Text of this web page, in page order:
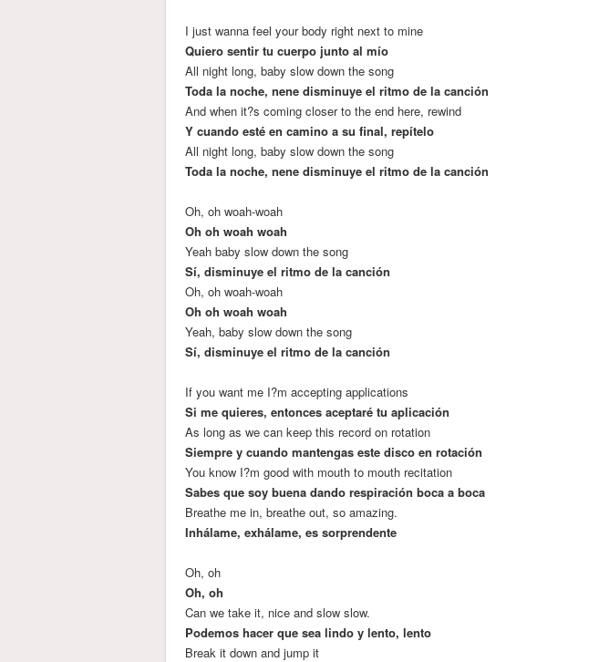
I just wanna feel your body right next to mine
Quiero sentir tu cuerpo junto al mío
All night long, baby slow down the song
Toda la noche, nene disminuye el ritmo de la canción
And when it?s coming closer to the end here, rewind
Y cuando esté en camino a su final, repítelo
All night long, baby slow down the song
Toda la noche, nene disminuye el ritmo de la canción
Oh, oh woah-woah
Oh oh woah woah
Yeah baby slow down the song
Sí, disminuye el ritmo de la canción
Oh, oh woah-woah
Oh oh woah woah
Yeah, baby slow down the song
Sí, disminuye el ritmo de la canción
If you want me I?m accepting applications
Si me quieres, entonces aceptaré tu aplicación
As long as we can keep this record on rotation
Siempre y cuando mantengas este disco en rotación
You know I?m good with mouth to mouth recitation
Sabes que soy buena dando respiración boca a boca
Breathe me in, breathe out, so amazing.
Inhálame, exhálame, es sorprendente
Oh, oh
Oh, oh
Can we take it, nice and slow slow.
Podemos hacer que sea lindo y lento, lento
Break it down and jump it